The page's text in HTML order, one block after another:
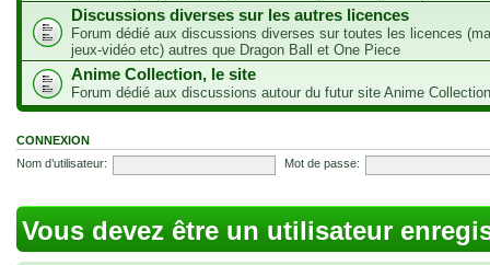
Discussions diverses sur les autres licences
Forum dédié aux discussions diverses sur toutes les licences
jeux-vidéo etc) autres que Dragon Ball et One Piece
Anime Collection, le site
Forum dédié aux discussions autour du futur site Anime Collection
CONNEXION
Nom d’utilisateur:
Mot de passe:
Vous devez être un utilisateur